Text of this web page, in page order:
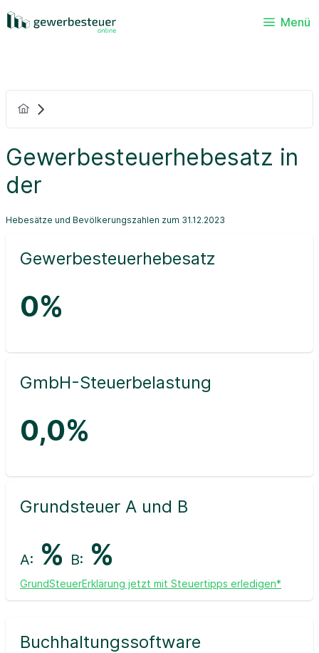
Menü
Gewerbesteuerhebesatz in
der
Hebesätze und Bevölkerungszahlen zum 31.12.2023
Gewerbesteuerhebesatz
0%
GmbH-Steuerbelastung
0,0%
Grundsteuer A und B
A: % B: %
GrundSteuerErklärung jetzt mit Steuertipps erledigen*
Buchhaltungssoftware